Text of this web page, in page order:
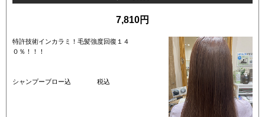
7,810円
特許技術インカラミ！毛髪強度回復１４
０％！！！
シャンプーブロー込 税込